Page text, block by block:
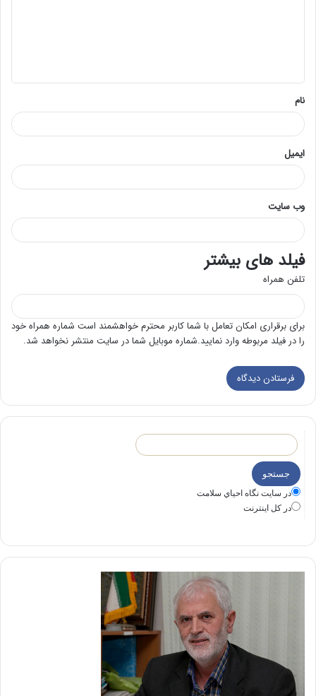
*
نام
ایمیل
وب‌ سایت
فیلد های بیشتر
تلفن همراه
برای برقراری امکان تعامل با شما کاربر محترم خواهشمند است شماره همراه خود
را در فیلد مربوطه وارد نمایید.شماره موبایل شما در سایت منتشر نخواهد شد.
در سايت نگاه احياي سلامت
در كل اينترنت